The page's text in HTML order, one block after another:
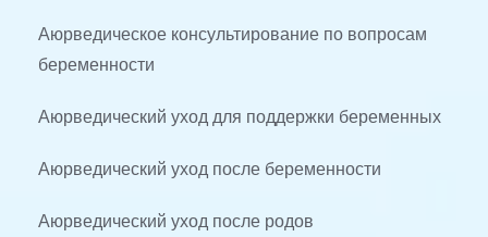
Аюрведическое консультирование по вопросам
беременности
Аюрведический уход для поддержки беременных
Аюрведический уход после беременности
Аюрведический уход после родов